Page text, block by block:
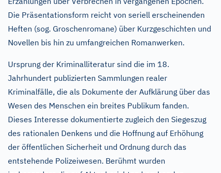
Die Präsentationsform reicht von seriell erscheinenden
Heften (sog. Groschenromane) über Kurzgeschichten und
Novellen bis hin zu umfangreichen Romanwerken.
Ursprung der Kriminalliteratur sind die im 18.
Jahrhundert publizierten Sammlungen realer
Kriminalfälle, die als Dokumente der Aufklärung über das
Wesen des Menschen ein breites Publikum fanden.
Dieses Interesse dokumentierte zugleich den Siegeszug
des rationalen Denkens und die Hoffnung auf Erhöhung
der öffentlichen Sicherheit und Ordnung durch das
entstehende Polizeiwesen. Berühmt wurden